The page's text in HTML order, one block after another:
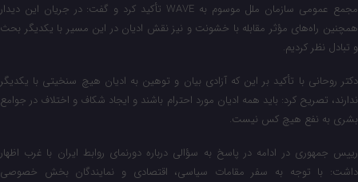
مجمع عمومی سازمان ملل موسوم به WAVE تأکید کرد و گفت: در جریان این دیدار
همچنین راه‌های مؤثر مقابله با خشونت و نیز نقش ادیان در این مسیر با یکدیگر بحث
و تبادل نظر کردیم.
دکتر روحانی با تأکید بر این که آزادی بیان و توهین به ادیان هیچ سنخیتی با یکدیگر
ندارند، تصریح کرد: باید همه ادیان مورد احترام باشند و ایجاد شکاف و اختلاف در جوامع
بشری به نفع هیچ کس نیست.
رییس‌ جمهوری در ادامه در پاسخ به سؤالی درباره دورنمای روابط ایران با غرب اظهار
داشت: با توجه به سفر مقامات سیاسی، اقتصادی و نمایندگان بخش خصوصی